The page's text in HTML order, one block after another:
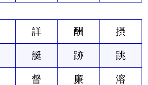
詳 酬 摂
艇 跡 跳
督 廉 溶